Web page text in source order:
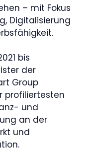
– mit Fokus
Digitalisierung
bis
der
Group
profiliertesten
und
an der
und